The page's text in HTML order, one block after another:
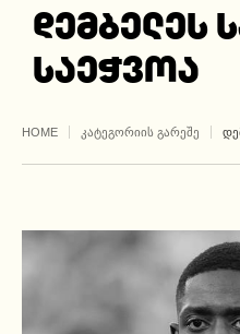
დემბელეს
საეჭვოა
HOME ᲙᲐᲢᲔᲒᲝᲠᲘᲘᲡ ᲒᲐᲠᲔᲨᲔ